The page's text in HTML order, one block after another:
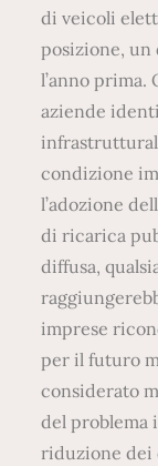
di veicoli
posizione, un
l’anno prima.
aziende
condizione
l’adozione
di ricarica
diffusa,
imprese
per il futuro
considerato
del problema
riduzione dei